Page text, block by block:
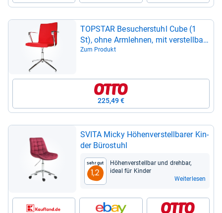
TOP­STAR Besu­cher­stuhl Cube (1
St), ohne Arm­leh­nen, mit ver­stell­ba­
rer Sitz­höhe
Zum Produkt
225,49 €
SVITA Micky Höhen­ver­stell­ba­rer Kin­
der Büro­stuhl
Sehr gut
1,2
Höhen­ver­stell­bar und dreh­bar,
ideal für Kin­der
Weiterlesen